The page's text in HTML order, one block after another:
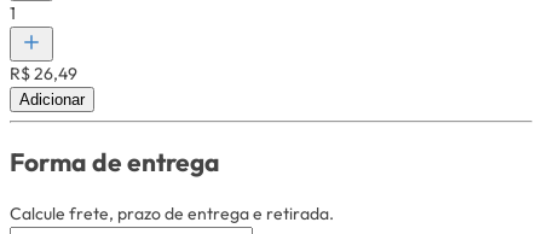
1
R$ 26,49
Adicionar
Forma de entrega
Calcule frete, prazo de entrega e retirada.